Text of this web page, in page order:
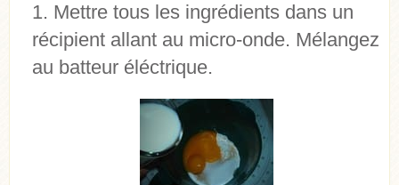
Mettre tous les ingrédients dans un
récipient allant au micro-onde. Mélangez
au batteur éléctrique.